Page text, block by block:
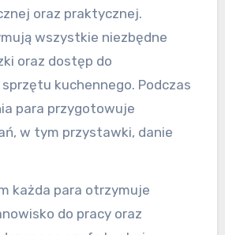
oraz praktycznej.
wszystkie niezbędne
oraz dostęp do
kuchennego. Podczas
para przygotowuje
w tym przystawki, danie
każda para otrzymuje
do pracy oraz